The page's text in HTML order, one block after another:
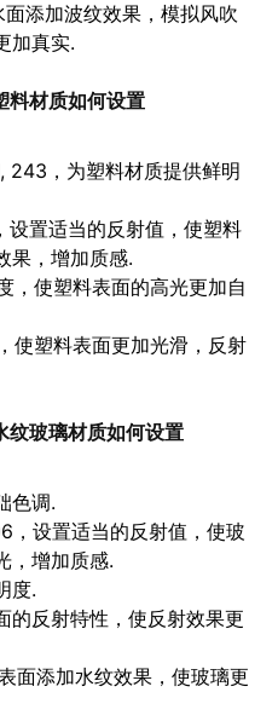
面添加波纹效果，模拟风吹
加真实.
料材质如何设置
243，为塑料材质提供鲜明
设置适当的反射值，使塑料
果，增加质感.
，使塑料表面的高光更加自
使塑料表面更加光滑，反射
玻璃材质如何设置
色调.
，设置适当的反射值，使玻
，增加质感.
度.
的反射特性，使反射效果更
面添加水纹效果，使玻璃更